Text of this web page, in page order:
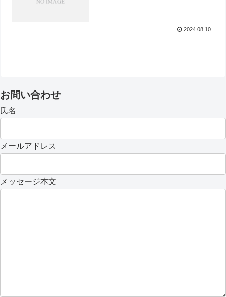
2024.08.10
お問い合わせ
氏名
メールアドレス
メッセージ本文